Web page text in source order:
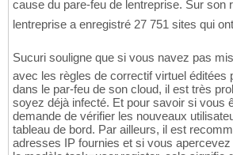
cause du pare-feu de lentreprise. Sur son
lentreprise a enregistré 27 751 sites qui
Sucuri souligne que si vous navez pas
avec les règles de correctif virtuel éditées
dans le par-feu de son cloud, il est très
soyez déjà infecté. Et pour savoir si vous
demande de vérifier les nouveaux
tableau de bord. Par ailleurs, il est
adresses IP fournies et si vous